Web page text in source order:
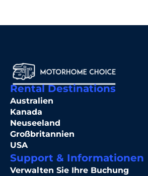
Rental Destinations
Australien
Kanada
Neuseeland
Großbritannien
USA
Support & Informationen
Verwalten Sie Ihre Buchung